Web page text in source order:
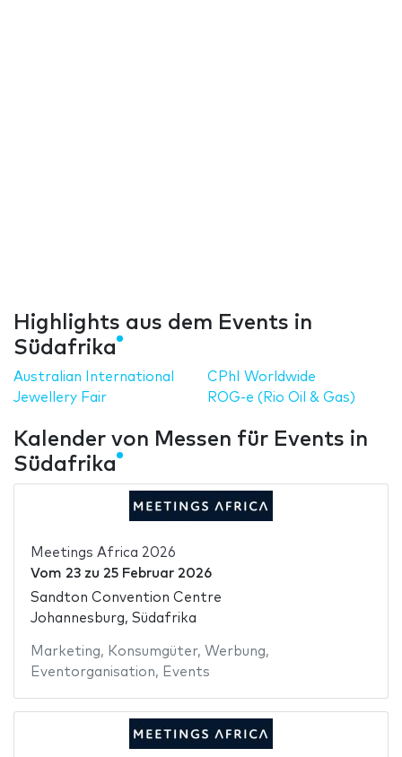
Highlights aus dem Events in
Südafrika
Australian International
Jewellery Fair
CPhI Worldwide
ROG-e (Rio Oil & Gas)
Kalender von Messen für Events in
Südafrika
Meetings Africa 2026
Vom 23zu 25 Februar 2026
Sandton Convention Centre
Johannesburg, Südafrika
Marketing, Konsumgüter, Werbung,
Eventorganisation, Events